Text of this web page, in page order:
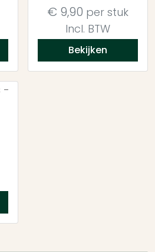
€ 9,90 per stuk
Incl. BTW
Bekijken